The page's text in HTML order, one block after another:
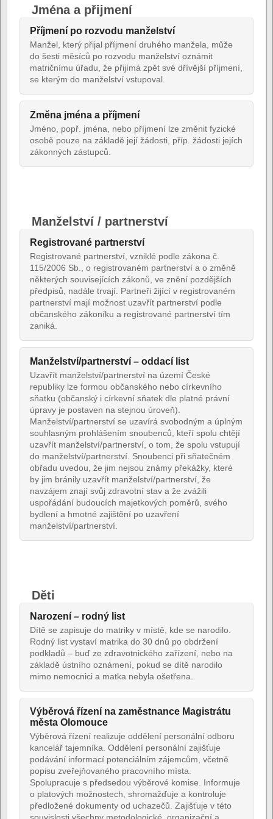
Jména a přijmení
Příjmení po rozvodu manželství
Manžel, který přijal příjmení druhého manžela, může
do šesti měsíců po rozvodu manželství oznámit
matričnímu úřadu, že přijímá zpět své dřívější příjmení,
se kterým do manželství vstupoval.
Změna jména a příjmení
Jméno, popř. jména, nebo příjmení lze změnit fyzické
osobě pouze na základě její žádosti, příp. žádosti jejích
zákonných zástupců.
Manželství / partnerství
Registrované partnerství
Registrované partnerství, vzniklé podle zákona č.
115/2006 Sb., o registrovaném partnerství a o změně
některých souvisejících zákonů, ve znění pozdějších
předpisů, nadále trvají. Partneři žijící v registrovaném
partnerství mají možnost uzavřít partnerství podle
občanského zákoníku a registrované partnerství tím
zaniká.
Manželství/partnerství – oddací list
Uzavřít manželství/partnerství na území České
republiky lze formou občanského nebo církevního
sňatku (občanský i církevní sňatek dle platné právní
úpravy je postaven na stejnou úroveň).
Manželství/partnerství se uzavírá svobodným a úplným
souhlasným prohlášením snoubenců, kteří spolu chtějí
uzavřít manželství/partnerství, o tom, že spolu vstupují
do manželství/partnerství. Snoubenci při sňatečném
obřadu uvedou, že jim nejsou známy překážky, které
by jim bránily uzavřít manželství/partnerství, že
navzájem znají svůj zdravotní stav a že zvážili
uspořádání budoucích majetkových poměrů, svého
bydlení a hmotné zajištění po uzavření
manželství/partnerství.
Děti
Narození – rodný list
Dítě se zapisuje do matriky v místě, kde se narodilo.
Rodný list vystaví matrika do 30 dnů po obdržení
podkladů – buď ze zdravotnického zařízení, nebo na
základě ústního oznámení, pokud se dítě narodilo
mimo nemocnici a matka nebyla ošetřena.
Výběrová řízení na zaměstnance Magistrátu
města Olomouce
Výběrová řízení realizuje oddělení personální odboru
kancelář tajemníka. Oddělení personální zajišťuje
podávání informací potenciálním zájemcům, včetně
popisu zveřejňovaného pracovního místa.
Spolupracuje s předsedou výběrové komise. Informuje
o platových možnostech, shromažďuje a kontroluje
předložené dokumenty od uchazečů. Zajišťuje v této